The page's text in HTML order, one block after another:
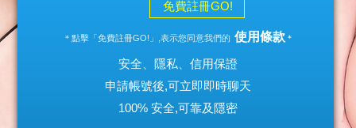
免費註冊GO!
＊點擊「免費註冊GO!」,表示您同意我們的 使用條款＊
安全、隱私、信用保證
申請帳號後,可立即即時聊天
100% 安全,可靠及隱密